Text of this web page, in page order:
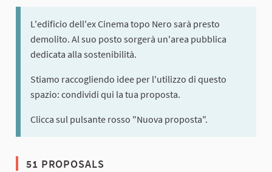
L'edificio dell'ex Cinema topo Nero sarà presto
demolito. Al suo posto sorgerà un'area pubblica
dedicata alla sostenibilità.
Stiamo raccogliendo idee per l'utilizzo di questo
spazio: condividi qui la tua proposta.
Clicca sul pulsante rosso "Nuova proposta".
51 PROPOSALS